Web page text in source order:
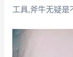
工具,斧牛无疑是